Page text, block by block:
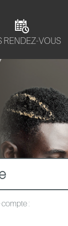
RENDEZ-VOUS
: